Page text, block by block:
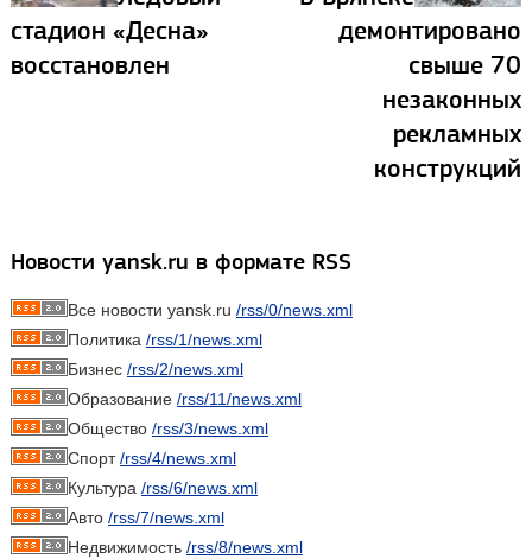
стадион «Десна»
восстановлен
демонтировано
свыше 70
незаконных
рекламных
конструкций
Новости yansk.ru в формате RSS
Все новости yansk.ru /rss/0/news.xml
Политика /rss/1/news.xml
Бизнес /rss/2/news.xml
Образование /rss/11/news.xml
Общество /rss/3/news.xml
Спорт/rss/4/news.xml
Культура /rss/6/news.xml
Авто /rss/7/news.xml
Недвижимость /rss/8/news.xml